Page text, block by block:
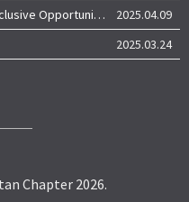
i-Drone 2025, Deadline Extended & Exclusive Opportunity to Travel to Korea!
2025.04.09
2025.03.24
Chapter 2026.